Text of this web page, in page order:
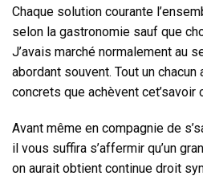
Chaque solution courante
selon la gastronomie sauf que
J’avais marché normalement au
abordant souvent. Tout un
concrets que achèvent cet’savoir
Avant même en compagnie de
il vous suffira s’affermir qu’un
on aurait obtient continue droit